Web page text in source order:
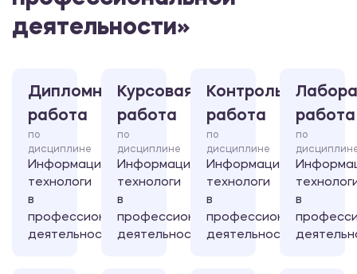
деятельности»
Дипломная
работа
по
дисциплине
Информационные
технологи
в
профессиональной
деятельности
Курсовая
работа
по
дисциплине
Информационные
технологи
в
профессиональной
деятельности
Контрольная
работа
по
дисциплине
Информационные
технологи
в
профессиональной
деятельности
работа
по
в